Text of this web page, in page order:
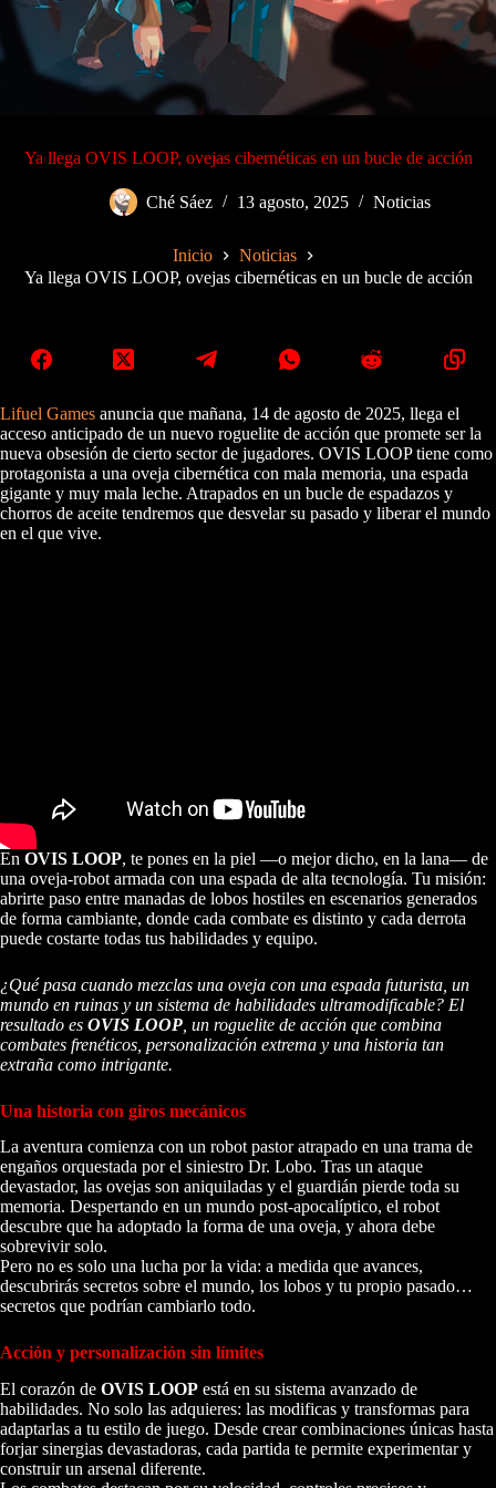
Ya llega OVIS LOOP, ovejas cibernéticas en un bucle de acción
Ché Sáez 13 agosto, 2025 Noticias
Inicio
Noticias
Ya llega OVIS LOOP, ovejas cibernéticas en un bucle de acción
Lifuel Games anuncia que mañana, 14 de agosto de 2025, llega el
acceso anticipado de un nuevo roguelite de acción que promete ser la
nueva obsesión de cierto sector de jugadores. OVIS LOOP tiene como
protagonista a una oveja cibernética con mala memoria, una espada
gigante y muy mala leche. Atrapados en un bucle de espadazos y
chorros de aceite tendremos que desvelar su pasado y liberar el mundo
en el que vive.
En OVIS LOOP, te pones en la piel —o mejor dicho, en la lana— de
una oveja-robot armada con una espada de alta tecnología. Tu misión:
abrirte paso entre manadas de lobos hostiles en escenarios generados
de forma cambiante, donde cada combate es distinto y cada derrota
puede costarte todas tus habilidades y equipo.
¿Qué pasa cuando mezclas una oveja con una espada futurista, un
mundo en ruinas y un sistema de habilidades ultramodificable? El
resultado es OVIS LOOP , un roguelite de acción que combina
combates frenéticos, personalización extrema y una historia tan
extraña como intrigante.
Una historia con giros mecánicos
La aventura comienza con un robot pastor atrapado en una trama de
engaños orquestada por el siniestro Dr. Lobo. Tras un ataque
devastador, las ovejas son aniquiladas y el guardián pierde toda su
memoria. Despertando en un mundo post-apocalíptico, el robot
descubre que ha adoptado la forma de una oveja, y ahora debe
sobrevivir solo.
Pero no es solo una lucha por la vida: a medida que avances,
descubrirás secretos sobre el mundo, los lobos y tu propio pasado…
secretos que podrían cambiarlo todo.
Acción y personalización sin límites
El corazón de OVIS LOOP está en su sistema avanzado de
habilidades. No solo las adquieres: las modificas y transformas para
adaptarlas a tu estilo de juego. Desde crear combinaciones únicas hasta
forjar sinergias devastadoras, cada partida te permite experimentar y
construir un arsenal diferente.